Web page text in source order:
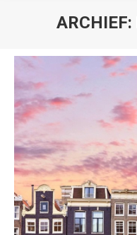
ARCHIEF: